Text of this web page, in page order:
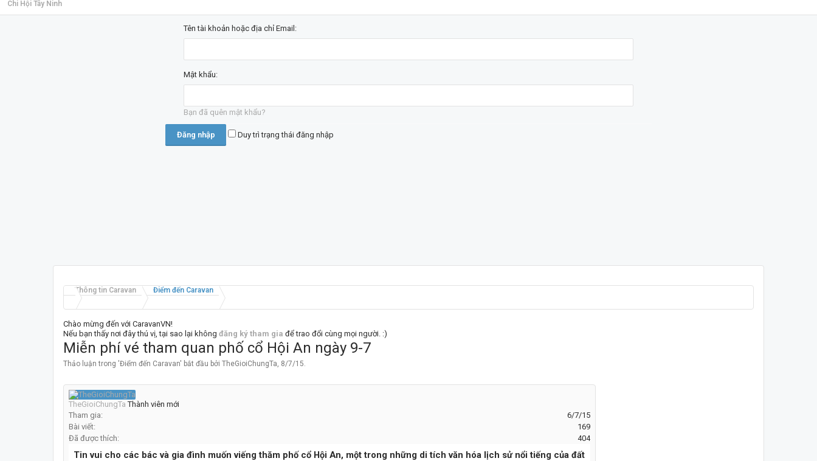
Chi Hội Tây Ninh
Tên tài khoản hoặc địa chỉ Email:
Mật khẩu:
Bạn đã quên mật khẩu?
Duy trì trạng thái đăng nhập
Thông tin Caravan Điểm đến Caravan
Chào mừng đến với CaravanVN!
Nếu bạn thấy nơi đây thú vị, tại sao lại không đăng ký tham gia để trao đổi cùng mọi người. :)
Miễn phí vé tham quan phố cổ Hội An ngày 9-7
Thảo luận trong 'Điểm đến Caravan' bắt đầu bởi TheGioiChungTa, 8/7/15.
TheGioiChungTa Thành viên mới
Tham gia:
6/7/15
Bài viết:
169
Đã được thích:
404
Tin vui cho các bác và gia đình muốn viếng thăm phố cổ Hội An, một trong những di tích văn hóa lịch sử nổi tiếng của đất